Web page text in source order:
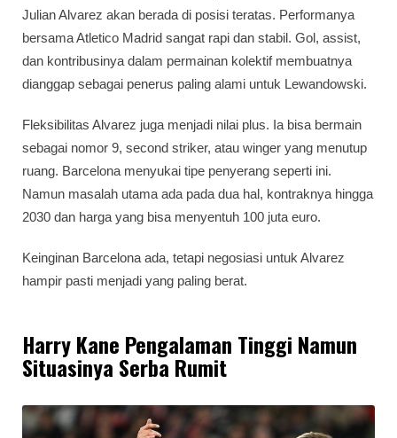
Julian Alvarez akan berada di posisi teratas. Performanya
bersama Atletico Madrid sangat rapi dan stabil. Gol, assist,
dan kontribusinya dalam permainan kolektif membuatnya
dianggap sebagai penerus paling alami untuk Lewandowski.
Fleksibilitas Alvarez juga menjadi nilai plus. Ia bisa bermain
sebagai nomor 9, second striker, atau winger yang menutup
ruang. Barcelona menyukai tipe penyerang seperti ini.
Namun masalah utama ada pada dua hal, kontraknya hingga
2030 dan harga yang bisa menyentuh 100 juta euro.
Keinginan Barcelona ada, tetapi negosiasi untuk Alvarez
hampir pasti menjadi yang paling berat.
Harry Kane Pengalaman Tinggi Namun
Situasinya Serba Rumit